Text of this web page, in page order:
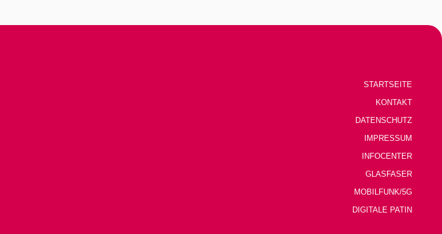
STARTSEITE
KONTAKT
DATENSCHUTZ
IMPRESSUM
INFOCENTER
GLASFASER
MOBILFUNK/5G
DIGITALE PATIN